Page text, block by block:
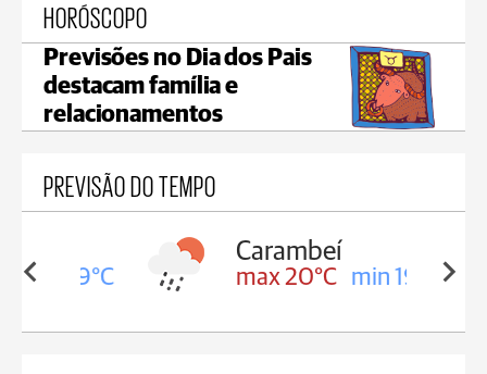
HORÓSCOPO
Previsões no Dia dos Pais
destacam família e
relacionamentos
PREVISÃO DO TEMPO
19°C
Carambeí
max 20°C min 19°C